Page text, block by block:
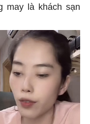
may là khách sạn